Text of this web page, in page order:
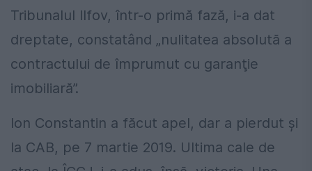
Tribunalul Ilfov, într-o primă fază, i-a dat
dreptate, constatând „nulitatea absolută a
contractului de împrumut cu garanţie
imobiliară”.
Ion Constantin a făcut apel, dar a pierdut și
la CAB, pe 7 martie 2019. Ultima cale de